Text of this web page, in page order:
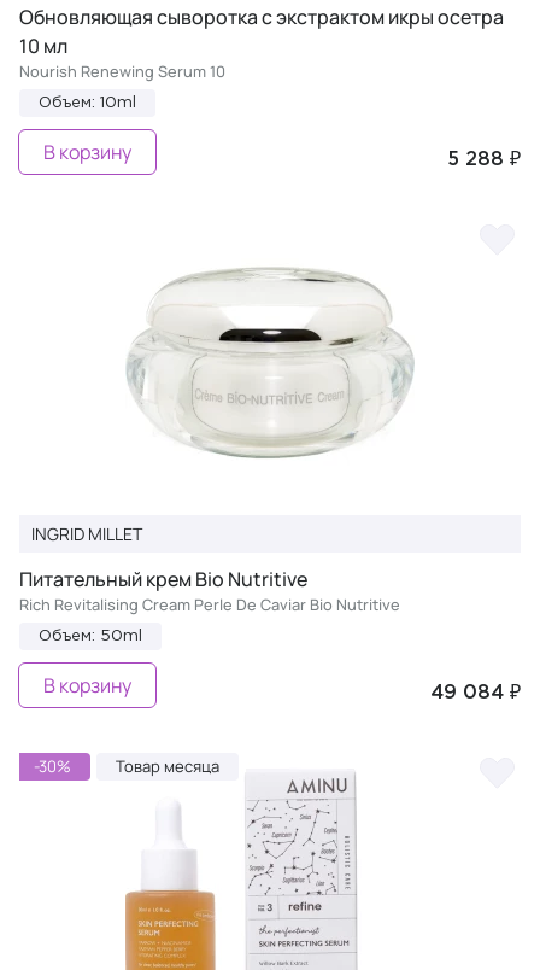
Обновляющая сыворотка c экстрактом икры осетра
10 мл
Nourish Renewing Serum 10
Объем: 10ml
5 288 ₽
В корзину
INGRID MILLET
Питательный крем Bio Nutritive
Rich Revitalising Cream Perle De Caviar Bio Nutritive
Объем: 50ml
49 084 ₽
В корзину
-30% Товар месяца